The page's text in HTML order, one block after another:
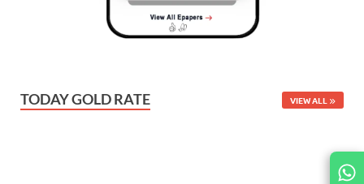
JOIN
US ON
TODAY GOLD RATE VIEW ALL